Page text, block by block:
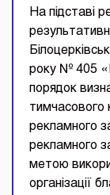
На підставі
року № 405
порядок
тимчасового
рекламного
рекламного
метою
організації